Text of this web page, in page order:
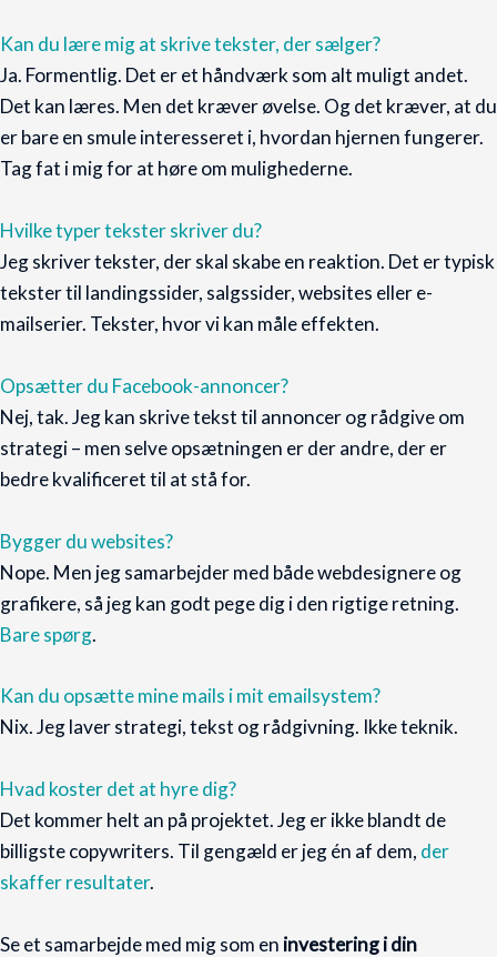
Kan du lære mig at skrive tekster, der sælger?
Ja. Formentlig. Det er et håndværk som alt muligt andet.
Det kan læres. Men det kræver øvelse. Og det kræver, at du
er bare en smule interesseret i, hvordan hjernen fungerer.
Tag fat i mig for at høre om mulighederne.
Hvilke typer tekster skriver du?
Jeg skriver tekster, der skal skabe en reaktion. Det er typisk
tekster til landingssider, salgssider, websites eller e-
mailserier. Tekster, hvor vi kan måle effekten.
Opsætter du Facebook-annoncer?
Nej, tak. Jeg kan skrive tekst til annoncer og rådgive om
strategi – men selve opsætningen er der andre, der er
bedre kvalificeret til at stå for.
Bygger du websites?
Nope. Men jeg samarbejder med både webdesignere og
grafikere, så jeg kan godt pege dig i den rigtige retning.
Bare spørg.
Kan du opsætte mine mails i mit emailsystem?
Nix. Jeg laver strategi, tekst og rådgivning. Ikke teknik.
Hvad koster det at hyre dig?
Det kommer helt an på projektet. Jeg er ikke blandt de
billigste copywriters. Til gengæld er jeg én af dem, der
skaffer resultater.
Se et samarbejde med mig som en investering i din